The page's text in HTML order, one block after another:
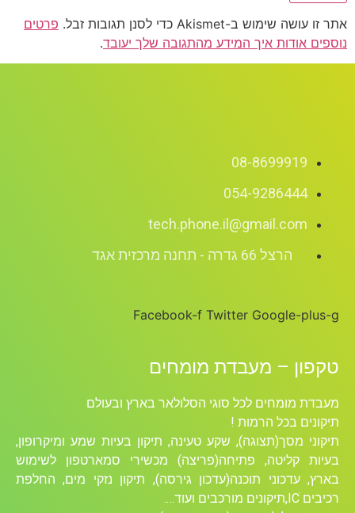
אתר זו עושה שימוש ב-Akismet כדי לסנן תגובות זבל.
פרטים
נוספים אודות איך המידע מהתגובה שלך יעובד.
08-8699919
054-9286444
tech.phone.il@gmail.com
הרצל 66 גדרה - תחנה מרכזית אגד
Facebook-f Twitter Google-plus-g
טקפון – מעבדת מומחים
מעבדת מומחים לכל סוגי הסלולאר בארץ ובעולם
תיקונים בכל הרמות !
תיקוני מסך(תצוגה), שקע טעינה, תיקון בעיות שמע ומיקרופון,
בעיות קליטה, פתיחה(פריצה) מכשירי סמארטפון לשימוש
בארץ, עדכוני תוכנה(עדכון גירסה), תיקון נזקי מים, החלפת
רכיבים ICׁ,תיקונים מורכבים ועוד….